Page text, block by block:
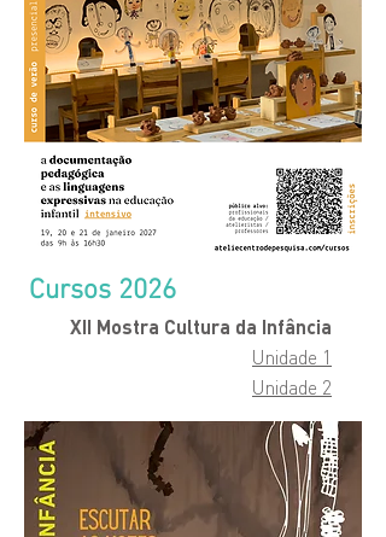
Cursos 2026
XII Mostra Cultura da Infância
Unidade 1
Unidade 2